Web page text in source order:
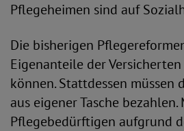
Pflegeheimen sind auf
Die bisherigen
Eigenanteile der
können. Stattdessen müssen
aus eigener Tasche
Pflegebedürftigen aufgrund